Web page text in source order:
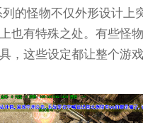
的怪物不仅外形设计上
也有特殊之处。有些怪
，这些设定都让整个游